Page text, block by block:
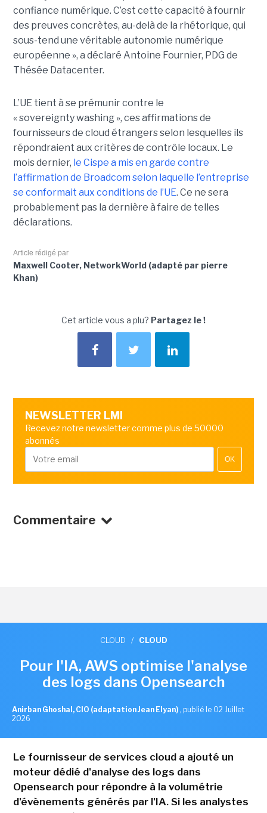
confiance numérique. C’est cette capacité à fournir
des preuves concrètes, au-delà de la rhétorique, qui
sous-tend une véritable autonomie numérique
européenne », a déclaré Antoine Fournier, PDG de
Thésée Datacenter.
L’UE tient à se prémunir contre le
« sovereignty washing », ces affirmations de
fournisseurs de cloud étrangers selon lesquelles ils
répondraient aux critères de contrôle locaux. Le
mois dernier, le Cispe a mis en garde contre
l’affirmation de Broadcom selon laquelle l’entreprise
se conformait aux conditions de l’UE. Ce ne sera
probablement pas la dernière à faire de telles
déclarations.
Article rédigé par
Maxwell Cooter, NetworkWorld (adapté par pierre
Khan)
Cet article vous a plu? Partagez le !
NEWSLETTER LMI
Recevez notre newsletter comme plus de 50000
abonnés
OK
Commentaire
CLOUD / CLOUD
Pour l'IA, AWS optimise l'analyse
des logs dans Opensearch
Anirban Ghoshal, CIO (adaptation Jean Elyan) , publié le 02 Juillet
2026
Le fournisseur de services cloud a ajouté un
moteur dédié d'analyse des logs dans
Opensearch pour répondre à la volumétrie
d'évènements générés par l'IA. Si les analystes